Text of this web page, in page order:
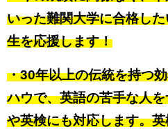
いった難関大学に合格し
生を応援します！
・30年以上の伝統を持つ
ハウで、英語の苦手な人
や英検にも対応します。